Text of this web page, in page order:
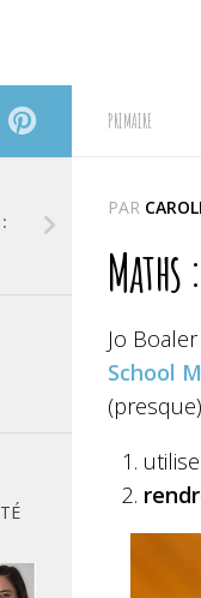
PRIMAIRE
PAR
Jo
School